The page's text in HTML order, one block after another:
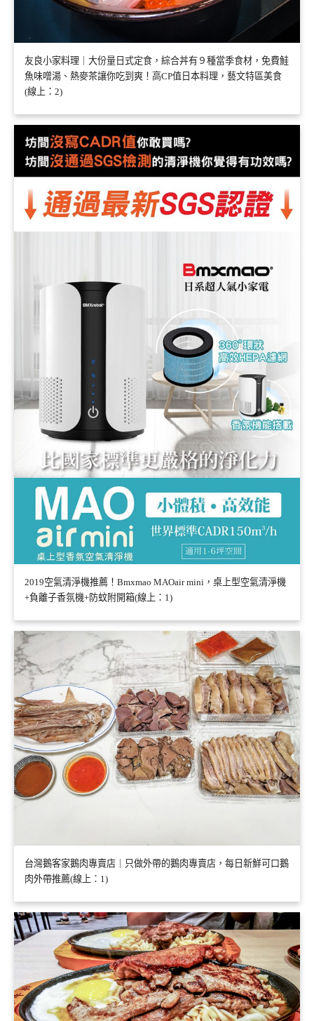
友良小家料理｜大份量日式定食，綜合丼有９種當季食材，免費鮭
魚味噌湯、熱麥茶讓你吃到爽！高CP值日本料理，藝文特區美食
(線上：2)
2019空氣清淨機推薦！Bmxmao MAOair mini，桌上型空氣清淨機
+負離子香氛機+防蚊附開箱(線上：1)
台灣鵝客家鵝肉專賣店｜只做外帶的鵝肉專賣店，每日新鮮可口鵝
肉外帶推薦(線上：1)